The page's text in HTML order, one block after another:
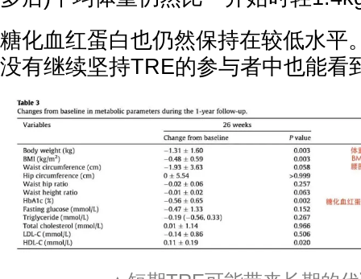
糖化血红蛋白也仍然保持在较低水平
没有继续坚持TRE的参与者中也能看